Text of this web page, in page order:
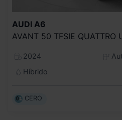
AUDI A6
AVANT 50 TFSIE QUATTRO
2024
Híbrido
CERO